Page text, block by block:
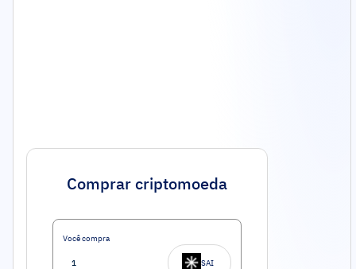
Comprar criptomoeda
Você compra
SAI